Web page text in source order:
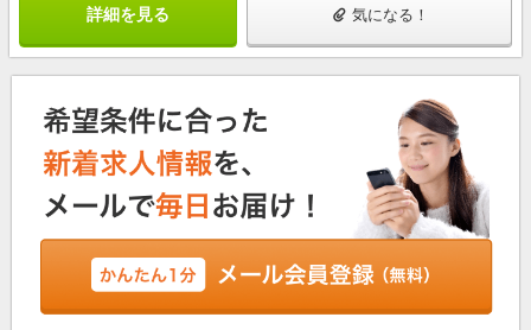
詳細を見る 気になる！